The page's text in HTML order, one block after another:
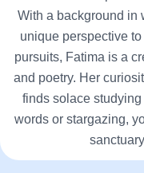
With a background in
unique perspective
pursuits, Fatima is a
and poetry. Her
finds solace
words or stargazing,